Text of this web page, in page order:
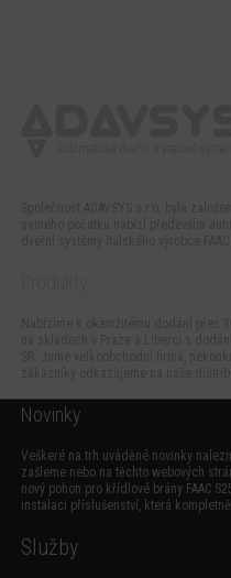
Novinky
Veškeré na trh uváděné novinky
zašleme nebo na těchto webových
nový pohon pro křídlové brány FAAC
instalaci příslušenství , která
Služby